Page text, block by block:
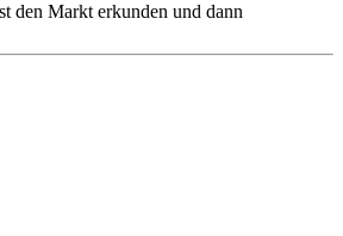
den Markt erkunden und dann